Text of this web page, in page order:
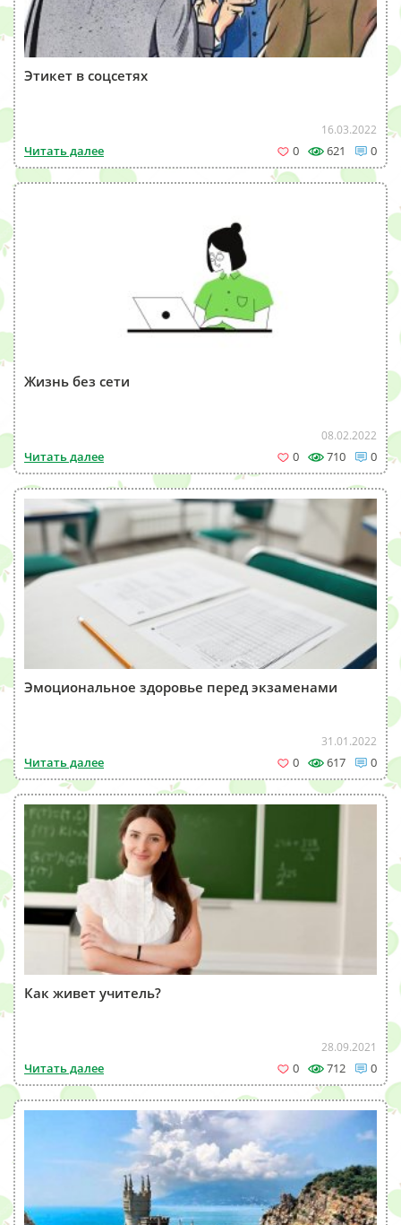
Этикет в соцсетях
16.03.2022
Читать далее 0 621 0
Жизнь без сети
08.02.2022
Читать далее 0 710 0
Эмоциональное здоровье перед экзаменами
31.01.2022
Читать далее 0 617 0
Как живет учитель?
28.09.2021
Читать далее 0 712 0